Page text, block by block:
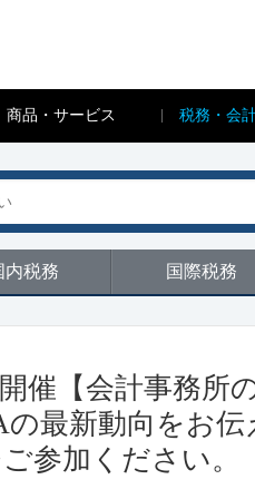
商品・サービス 税務・会
内税務 国際税務
催【会計事務所
最新動向をお
参加ください。